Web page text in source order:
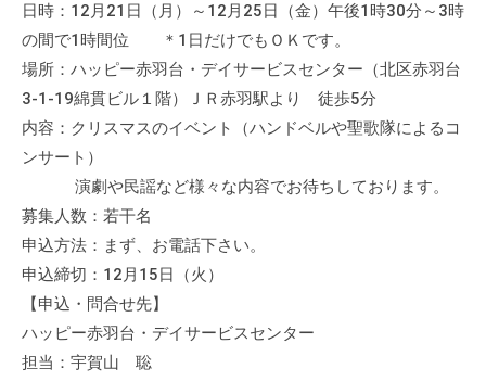
て
い
ま
す
。
場
は
北
あ
1
1
日時：12月21日（月）～12月25日（金）午後1時30分～3時
の間で1時間位 ＊1日だけでもＯＫです。
場所：ハッピー赤羽台・デイサービスセンター（北区赤羽台
3-1-19綿貫ビル１階）ＪＲ赤羽駅より 徒歩5分
内容：クリスマスのイベント（ハンドベルや聖歌隊によるコ
ンサート）
演劇や民謡など様々な内容でお待ちしております。
募集人数：若干名
申込方法：まず、お電話下さい。
申込締切：12月15日（火）
【申込・問合せ先】
ハッピー赤羽台・デイサービスセンター
担当：宇賀山 聡